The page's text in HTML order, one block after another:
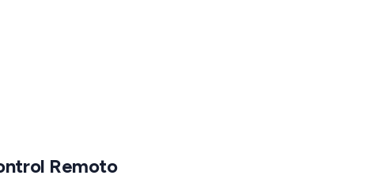
Remoto